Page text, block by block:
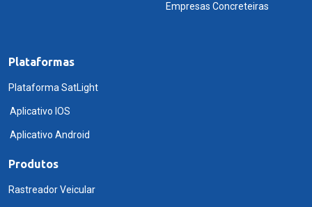
Empresas Concreteiras
Plataformas
Plataforma SatLight
Aplicativo IOS
Aplicativo Android
Produtos
Rastreador Veicular